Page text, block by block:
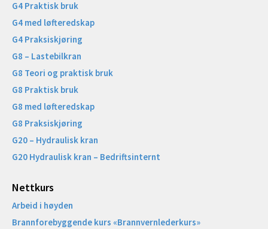
G4 Praktisk bruk
G4 med løfteredskap
G4 Praksiskjøring
G8 – Lastebilkran
G8 Teori og praktisk bruk
G8 Praktisk bruk
G8 med løfteredskap
G8 Praksiskjøring
G20 – Hydraulisk kran
G20 Hydraulisk kran – Bedriftsinternt
Nettkurs
Arbeid i høyden
Brannforebyggende kurs «Brannvernlederkurs»